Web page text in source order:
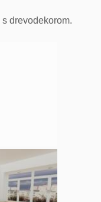
drevodekorom.